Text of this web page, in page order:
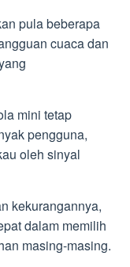
pula beberapa
cuaca dan
mini tetap
pengguna,
oleh sinyal
kekurangannya,
dalam memilih
masing-masing.